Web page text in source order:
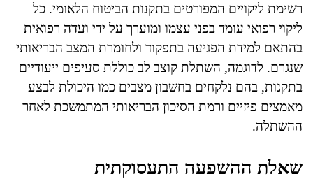
רשימת ליקויים המפורטים בתקנות הביטוח הלאומי. כל
ליקוי רפואי עומד בפני עצמו ומוערך על ידי ועדה רפואית
בהתאם למידת הפגיעה בתפקוד ולחומרת המצב הבריאותי
שנגרם. לדוגמה, השתלת קוצב לב כוללת סעיפים ייעודיים
בתקנות, בהם נלקחים בחשבון מצבים כמו היכולת לבצע
מאמצים פיזיים ורמת הסיכון הבריאותי המתמשכת לאחר
ההשתלה.
שאלת ההשפעה התעסוקתית